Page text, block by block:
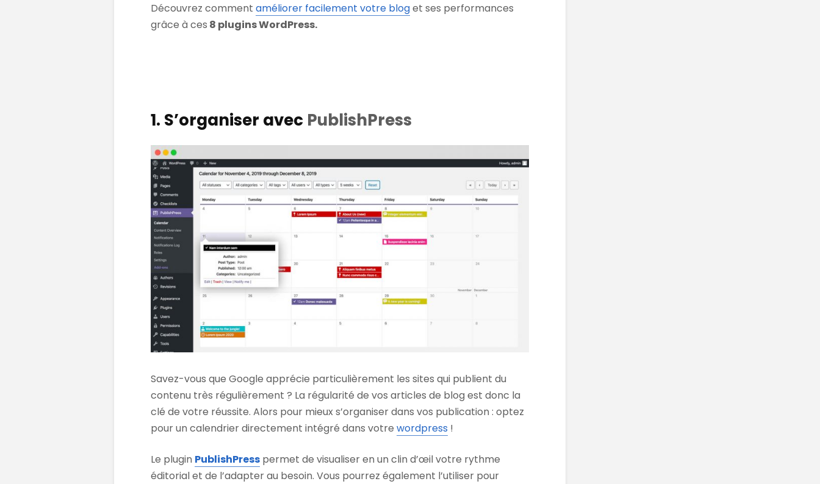
Découvrez comment améliorer facilement votre bloget ses performances
grâce à ces 8 plugins WordPress.
1. S’organiser avec PublishPress
Savez-vous que Google apprécie particulièrement les sites qui publient du
contenu très régulièrement ? La régularité de vos articles de blog est donc la
clé de votre réussite. Alors pour mieux s’organiser dans vos publication : optez
pour un calendrier directement intégré dans votre wordpress !
Le plugin PublishPress permet de visualiser en un clin d’œil votre rythme
éditorial et de l’adapter au besoin. Vous pourrez également l’utiliser pour